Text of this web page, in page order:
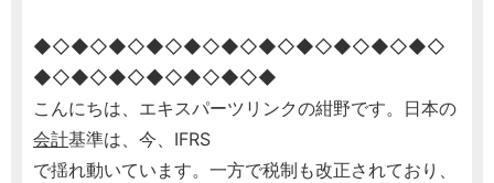
◆◇◆◇◆◇◆◇◆◇◆◇◆◇◆◇◆◇◆◇◆◇
◆◇◆◇◆◇◆◇◆◇◆◇◆
こんにちは、エキスパーツリンクの紺野です。日本の
会計基準は、今、IFRS
で揺れ動いています。一方で税制も改正されており、